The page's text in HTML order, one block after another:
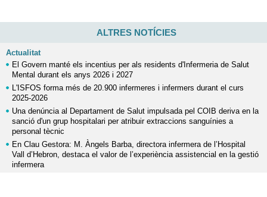
ALTRES NOTÍCIES
Actualitat
El Govern manté els incentius per als residents d'Infermeria de Salut
Mental durant els anys 2026 i 2027
L'ISFOS forma més de 20.900 infermeres i infermers durant el curs
2025-2026
Una denúncia al Departament de Salut impulsada pel COIB deriva en la
sanció d'un grup hospitalari per atribuir extraccions sanguínies a
personal tècnic
En Clau Gestora: M. Àngels Barba, directora infermera de l’Hospital
Vall d’Hebron, destaca el valor de l’experiència assistencial en la gestió
infermera